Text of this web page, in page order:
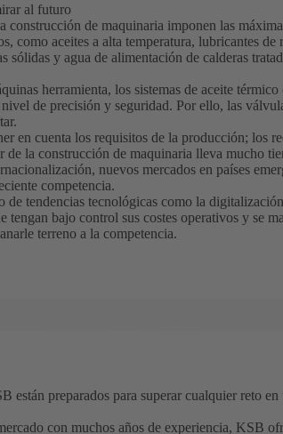
al futuro
construcción de maquinaria imponen las
como aceites a alta temperatura, lubricantes
sólidas y agua de alimentación de calderas
herramienta, los sistemas de aceite
de precisión y seguridad. Por ello, las
en cuenta los requisitos de la producción; los
de la construcción de maquinaria lleva mucho
nuevos mercados en países
competencia.
de tendencias tecnológicas como la
tengan bajo control sus costes operativos y se
terreno a la competencia.
están preparados para superar cualquier reto
con muchos años de experiencia, KSB